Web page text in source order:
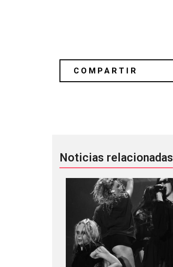
Noticias relacionadas